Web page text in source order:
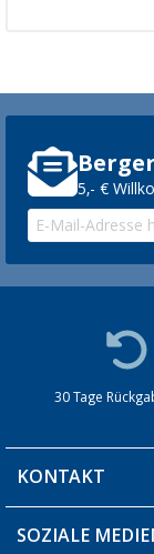
5,- €
30 Tage
KONTAKT
Du hast eine
SOZIALE